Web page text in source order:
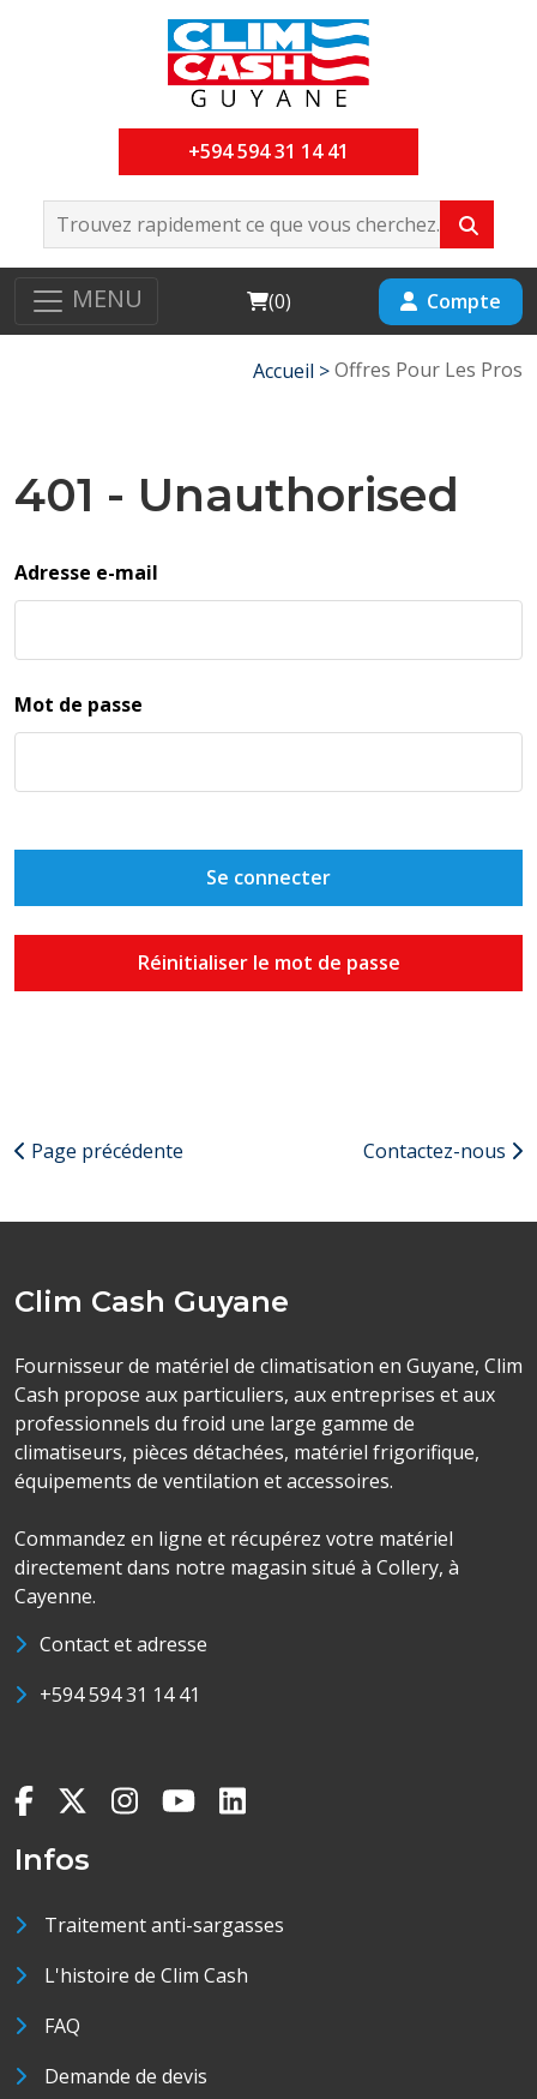
+594 594 31 14 41
MENU Cart
(0) Compte
Accueil >Offres Pour Les Pros
401 - Unauthorised
Adresse e-mail
Mot de passe
Se connecter
Réinitialiser le mot de passe
Page précédente Contactez-nous
Clim Cash Guyane
Fournisseur de matériel de climatisation en Guyane, Clim
Cash propose aux particuliers, aux entreprises et aux
professionnels du froid une large gamme de
climatiseurs, pièces détachées, matériel frigorifique,
équipements de ventilation et accessoires.
Commandez en ligne et récupérez votre matériel
directement dans notre magasin situé à Collery, à
Cayenne.
Contact et adresse
+594 594 31 14 41
Infos
Traitement anti-sargasses
L'histoire de Clim Cash
FAQ
Demande de devis